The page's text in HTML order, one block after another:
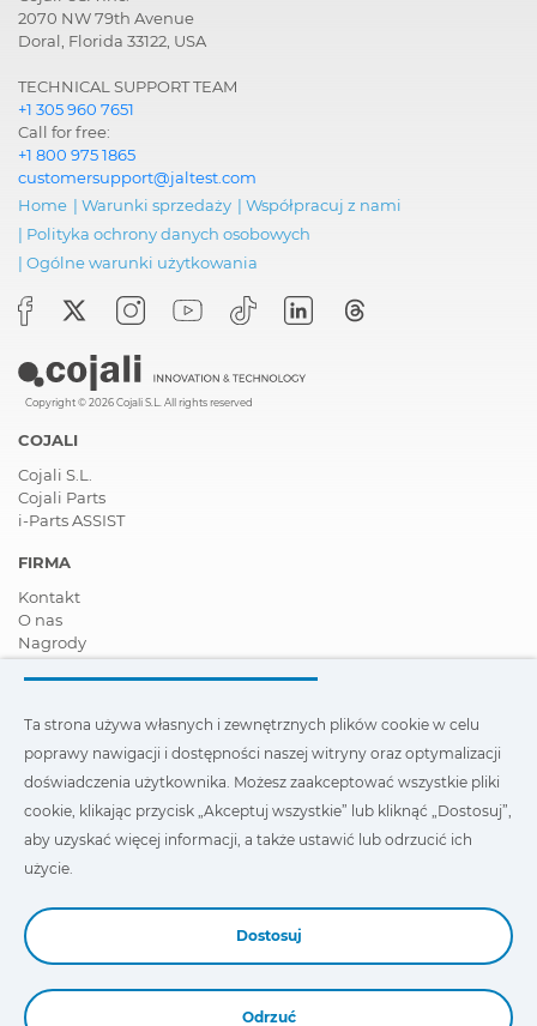
2070 NW 79th Avenue
Doral, Florida 33122, USA
TECHNICAL SUPPORT TEAM
+1 305 960 7651
Call for free:
+1 800 975 1865
customersupport@jaltest.com
Home | Warunki sprzedaży | Współpracuj z nami
| Polityka ochrony danych osobowych
| Ogólne warunki użytkowania
Copyright © 2026 Cojali S.L. All rights reserved
COJALI
Cojali S.L.
Cojali Parts
i-Parts ASSIST
FIRMA
Kontakt
O nas
Nagrody
Certyfikaty
Społeczna Odpowiedzialność Biznesu
Aktualności
Film
FAQ - Najczęściej zadawane pytania
Ta strona wykorzystuje nasze własne i zewnętrzne pliki cookie,
aby poprawić nawigację i dostępność naszej witryny oraz
ustawić lub odmówić ich użycia.
Ta strona używa własnych i zewnętrznych plików cookie w celu
poprawy nawigacji i dostępności naszej witryny oraz optymalizacji
doświadczenia użytkownika. Możesz zaakceptować wszystkie pliki
cookie, klikając przycisk „Akceptuj wszystkie” lub kliknąć „Dostosuj”,
aby uzyskać więcej informacji, a także ustawić lub odrzucić ich
użycie.
Dostosuj
Odrzuć